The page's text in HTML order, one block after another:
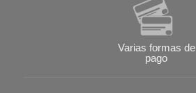
Varias formas de
pago